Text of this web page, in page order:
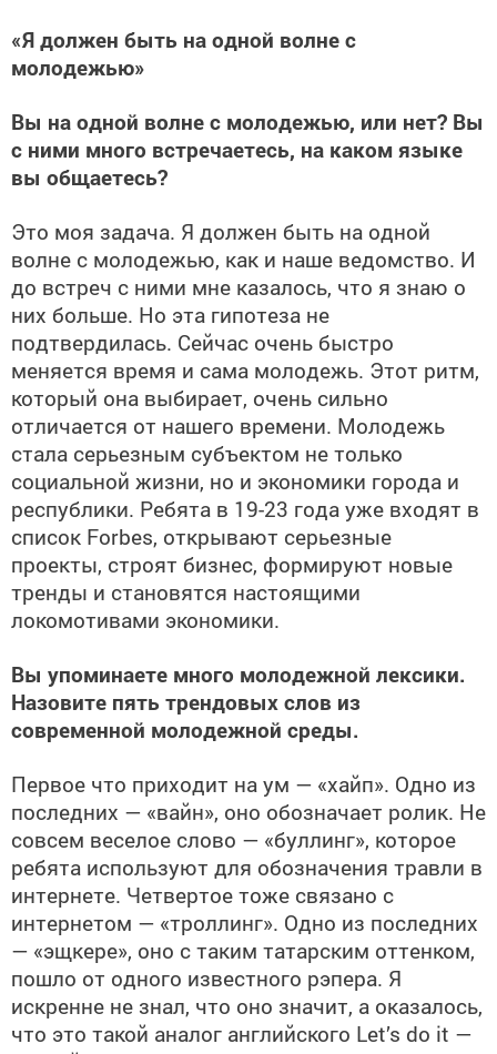
«Я должен быть на одной волне с
молодежью»
Вы на одной волне с молодежью, или нет? Вы
с ними много встречаетесь, на каком языке
вы общаетесь?
Это моя задача. Я должен быть на одной
волне с молодежью, как и наше ведомство. И
до встреч с ними мне казалось, что я знаю о
них больше. Но эта гипотеза не
подтвердилась. Сейчас очень быстро
меняется время и сама молодежь. Этот ритм,
который она выбирает, очень сильно
отличается от нашего времени. Молодежь
стала серьезным субъектом не только
социальной жизни, но и экономики города и
республики. Ребята в 19-23 года уже входят в
список Forbes, открывают серьезные
проекты, строят бизнес, формируют новые
тренды и становятся настоящими
локомотивами экономики.
Вы упоминаете много молодежной лексики.
Назовите пять трендовых слов из
современной молодежной среды.
Первое что приходит на ум — «хайп». Одно из
последних — «вайн», оно обозначает ролик. Не
совсем веселое слово — «буллинг», которое
ребята используют для обозначения травли в
интернете. Четвертое тоже связано с
интернетом — «троллинг». Одно из последних
— «эщкере», оно с таким татарским оттенком,
пошло от одного известного рэпера. Я
искренне не знал, что оно значит, а оказалось,
что это такой аналог английского Let’s do it —